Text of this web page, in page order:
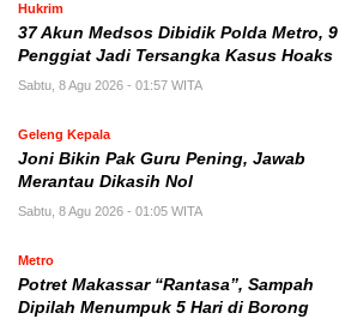
Hukrim
37 Akun Medsos Dibidik Polda Metro, 9
Penggiat Jadi Tersangka Kasus Hoaks
Sabtu, 8 Agu 2026 - 01:57 WITA
Geleng Kepala
Joni Bikin Pak Guru Pening, Jawab
Merantau Dikasih Nol
Sabtu, 8 Agu 2026 - 01:05 WITA
Metro
Potret Makassar “Rantasa”, Sampah
Dipilah Menumpuk 5 Hari di Borong